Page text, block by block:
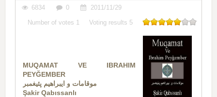
6834 0 2011/11/29
Number of votes 1 Voting results 5
MUQAMAT VE IBRAHIM
PEYĞEMBER
موقامات و ایبراهیم پئیغمبر
Şakir Qabıssanlı